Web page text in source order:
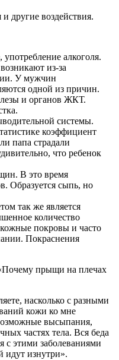
другие воздействия.
алкоголя.
из-за
У мужчин
одной из причин.
и органов ЖКТ.
системы.
коэффициент
папа страдали
что ребенок
В это время
Образуется сыпь, но
так же является
количество
покровы и часто
Покраснения
прыщи на плечах
насколько с разными
кожи ко мне
высыпания,
частях тела. Вся беда
с этими заболеваниями
идут изнутри».